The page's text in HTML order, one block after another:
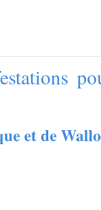
et de